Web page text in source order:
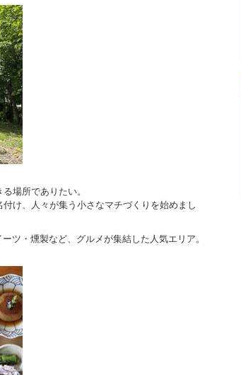
場所でありたい。
け、人々が集う小さなマチづくりを始めまし
ツ・燻製など、グルメが集結した人気エリア。